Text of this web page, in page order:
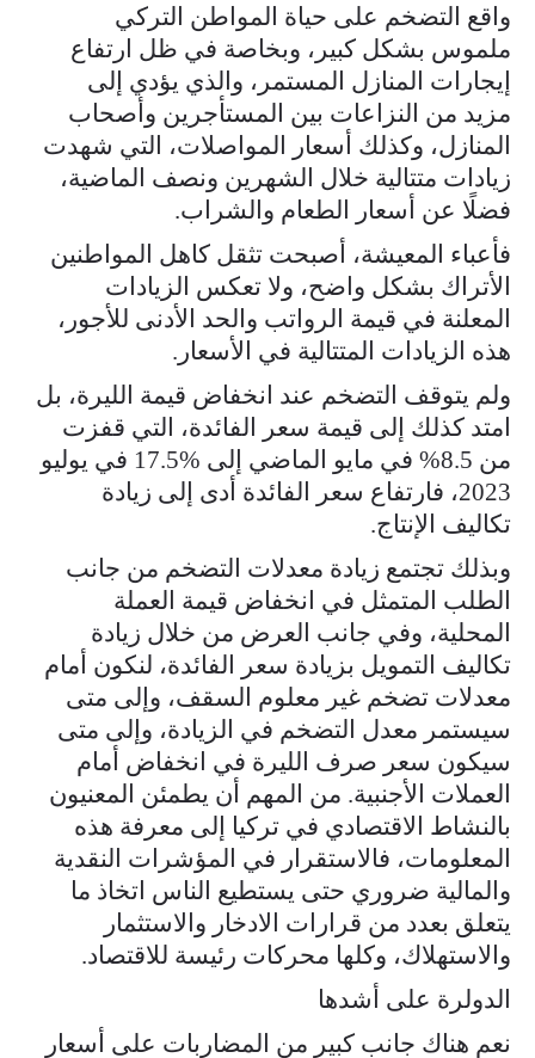
واقع التضخم على حياة المواطن التركي
ملموس بشكل كبير، وبخاصة في ظل ارتفاع
إيجارات المنازل المستمر، والذي يؤدي إلى
مزيد من النزاعات بين المستأجرين وأصحاب
المنازل، وكذلك أسعار المواصلات، التي شهدت
زيادات متتالية خلال الشهرين ونصف الماضية،
فضلًا عن أسعار الطعام والشراب.
فأعباء المعيشة، أصبحت تثقل كاهل المواطنين
الأتراك بشكل واضح، ولا تعكس الزيادات
المعلنة في قيمة الرواتب والحد الأدنى للأجور،
هذه الزيادات المتتالية في الأسعار.
ولم يتوقف التضخم عند انخفاض قيمة الليرة، بل
امتد كذلك إلى قيمة سعر الفائدة، التي قفزت
من 8.5% في مايو الماضي إلى %17.5 في يوليو
2023، فارتفاع سعر الفائدة أدى إلى زيادة
تكاليف الإنتاج.
وبذلك تجتمع زيادة معدلات التضخم من جانب
الطلب المتمثل في انخفاض قيمة العملة
المحلية، وفي جانب العرض من خلال زيادة
تكاليف التمويل بزيادة سعر الفائدة، لنكون أمام
معدلات تضخم غير معلوم السقف، وإلى متى
سيستمر معدل التضخم في الزيادة، وإلى متى
سيكون سعر صرف الليرة في انخفاض أمام
العملات الأجنبية. من المهم أن يطمئن المعنيون
بالنشاط الاقتصادي في تركيا إلى معرفة هذه
المعلومات، فالاستقرار في المؤشرات النقدية
والمالية ضروري حتى يستطيع الناس اتخاذ ما
يتعلق بعدد من قرارات الادخار والاستثمار
والاستهلاك، وكلها محركات رئيسة للاقتصاد.
الدولرة على أشدها
نعم هناك جانب كبير من المضاربات على أسعار